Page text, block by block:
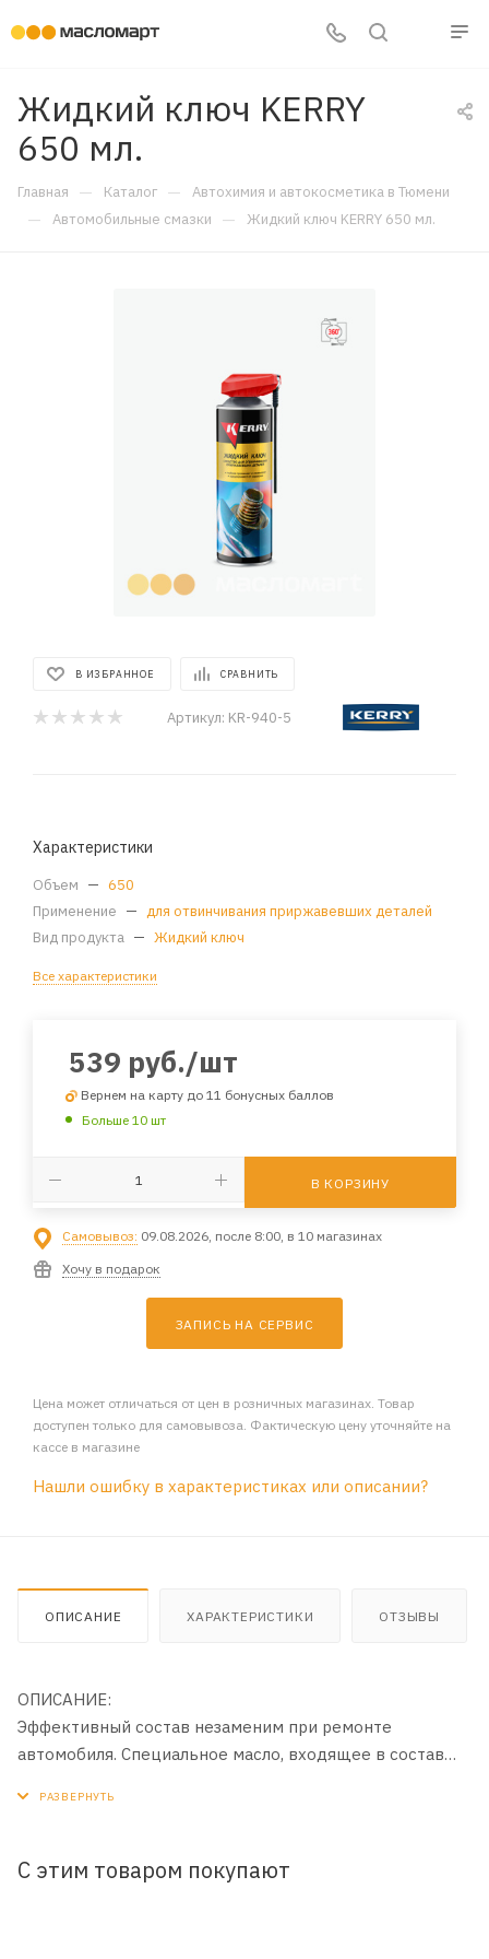
Жидкий ключ KERRY
650 мл.
Главная — Каталог — Автохимия и автокосметика в Тюмени
— Автомобильные смазки — Жидкий ключ KERRY 650 мл.
В ИЗБРАННОЕ СРАВНИТЬ
Артикул: KR-940-5
Характеристики
Объем — 650
Применение — для отвинчивания приржавевших деталей
Вид продукта — Жидкий ключ
Все характеристики
539 руб./шт
Вернем на карту до 11 бонусных баллов
Больше 10 шт
В КОРЗИНУ
Самовывоз: 09.08.2026, после 8:00, в 10 магазинах
Хочу в подарок
ЗАПИСЬ НА СЕРВИС
Цена может отличаться от цен в розничных магазинах. Товар
доступен только для самовывоза. Фактическую цену уточняйте на
кассе в магазине
Нашли ошибку в характеристиках или описании?
ОПИСАНИЕ ХАРАКТЕРИСТИКИ ОТЗЫВЫ
ОПИСАНИЕ:
Эффективный состав незаменим при ремонте
автомобиля. Специальное масло, входящее в состав
смазать скрипящие петли, пружины, заедающие замки,
С этим товаром покупают